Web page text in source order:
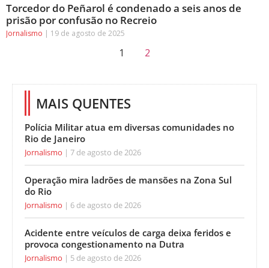
Torcedor do Peñarol é condenado a seis anos de
prisão por confusão no Recreio
Jornalismo 19 de agosto de 2025
1 2
MAIS QUENTES
Polícia Militar atua em diversas comunidades no
Rio de Janeiro
Jornalismo 7 de agosto de 2026
Operação mira ladrões de mansões na Zona Sul
do Rio
Jornalismo 6 de agosto de 2026
Acidente entre veículos de carga deixa feridos e
provoca congestionamento na Dutra
Jornalismo 5 de agosto de 2026